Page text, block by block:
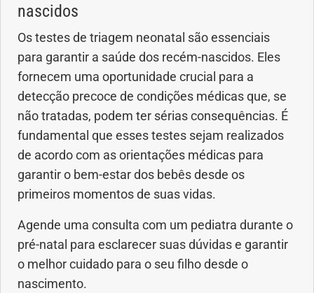
nascidos
Os testes de triagem neonatal são essenciais
para garantir a saúde dos recém-nascidos. Eles
fornecem uma oportunidade crucial para a
detecção precoce de condições médicas que, se
não tratadas, podem ter sérias consequências. É
fundamental que esses testes sejam realizados
de acordo com as orientações médicas para
garantir o bem-estar dos bebês desde os
primeiros momentos de suas vidas.
Agende uma consulta com um pediatra durante o
pré-natal para esclarecer suas dúvidas e garantir
o melhor cuidado para o seu filho desde o
nascimento.